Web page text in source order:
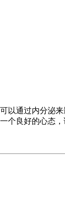
以通过内分泌
良好的心态，